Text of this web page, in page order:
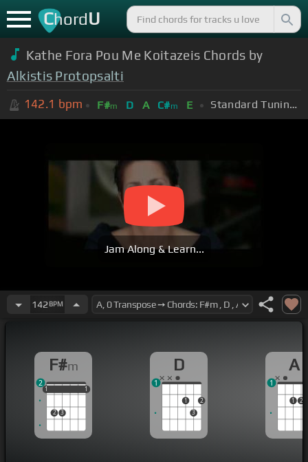
ChordU
Kathe Fora Pou Me Koitazeis Chords by
Alkistis Protopsalti
142.1 bpm F#m D A C#m E Standard Tuning (EADGBE)
Jam Along & Learn...
142 BPM
F#m
1
2 3
1
1 1
2
D
1
3
2
1
A
1 2
1